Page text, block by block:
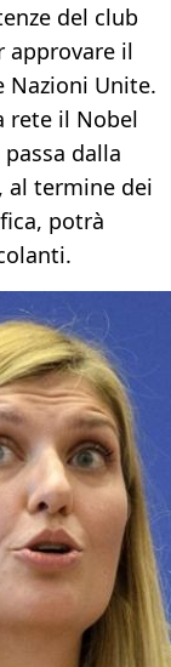
del club
approvare il
Nazioni Unite.
rete il Nobel
dalla
al termine dei
potrà